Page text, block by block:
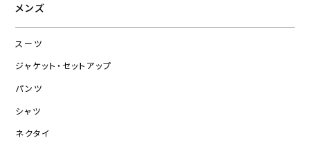
メンズ
スーツ
ジャケット・セットアップ
パンツ
シャツ
ネクタイ